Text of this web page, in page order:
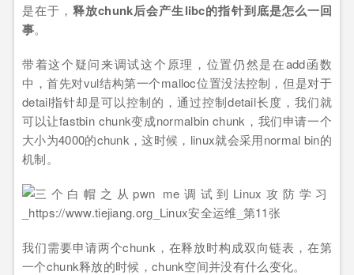
是在于，释放chunk后会产生libc的指针到底是怎么一回
事。
带着这个疑问来调试这个原理，位置仍然是在add函数
中，首先对vul结构第一个malloc位置没法控制，但是对于
detail指针却是可以控制的，通过控制detail长度，我们就
可以让fastbin chunk变成normalbin chunk，我们申请一个
大小为4000的chunk，这时候，linux就会采用normal bin的
机制。
我们需要申请两个chunk，在释放时构成双向链表，在第
一个chunk释放的时候，chunk空间并没有什么变化。